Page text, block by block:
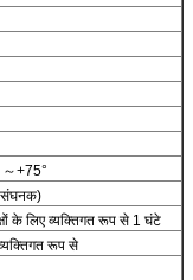
+75°
संघनक)
के लिए व्यक्तिगत रूप से 1 घंटे
रूप से